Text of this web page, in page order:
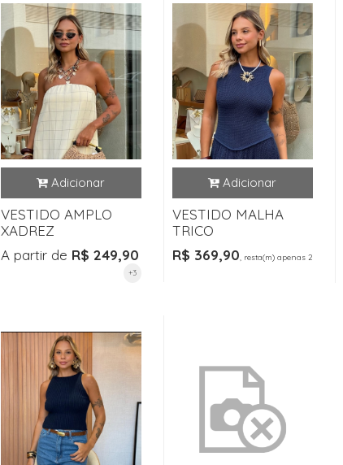
VESTIDO AMPLO
XADREZ
A partir de R$ 249,90
+3
VESTIDO MALHA
TRICO
R$ 369,90, resta(m) apenas 2